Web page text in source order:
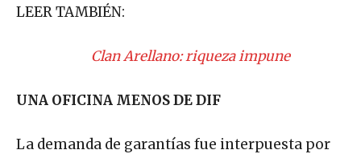
LEER TAMBIÉN:
Clan Arellano: riqueza impune
UNA OFICINA MENOS DE DIF
La demanda de garantías fue interpuesta por